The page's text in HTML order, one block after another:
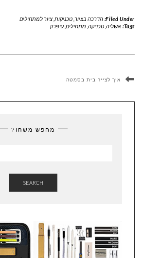
Filed Under: הדרכה בציור, טכניקות ציור למתחילים
Tags: אשליה, טכניקה, מתחילים,עיפרון
איך לצייר בית בסמטה
מחפש משהו?
SEARCH